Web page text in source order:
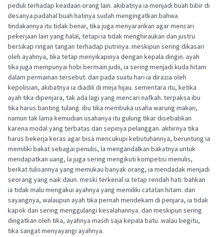
peduli terhadap keadaan orang lain. akibatnya ia menjadi buah bibir di
desanya.padahal buah hatinya sudah mengingatkan bahwa
tindakannya itu tidak benar, tika juga menyarankan agar mencari
pekerjaan lain yang halal, tetapi ia tidak menghiraukan dan justru
bersikap ringan tangan terhadap putrinya. meskipun sering dikasari
oleh ayahnya, tika tetap menyikapinya dengan kepala dingin. ayah
tika juga mempunyai hobi bermain judii, ia sering menjadi kuda hitam
dalam permainan tersebut. dan pada suatu hari ia dirazia oleh
kepolisian, akibatnya ia diadili di meja hijau. sementara itu, ketika
ayah tika dipenjara, tak ada lagi yang mencari nafkah. terpaksa ibu
tika harus banting tulang. ibu tika membuka usaha warung makan,
namun tak lama kemudian usahanya itu gulung tikar disebabkan
karena modal yang terbatas dan sepinya pelanggan. akhirnya tika
harus bekerja keras agar bisa mencukupi kebutuhannya, beruntung ia
memiliki bakat sebagai penulis, la mengandalkan bakatnya untuk
mendapatkan uang, la juga sering mengikuti kompetisi menulis,
berkat tulisannya yang memukau banyak orang, ia mendadak menjadi
seorang yang naik daun. meski terkenal ia tetap rendah hati. bahkan
ia tidak malu mengakui ayahnya yang memiliki catatan hitam. dan
sayangnya, walaupun ayah tika pernah mendekam di penjara, ia tidak
kapok dan sering menggulangi kesalahannya. dan meskipun sering
dingatkan oleh tika, ayahnya masih saja kepala batu. walau begitu,
tika sangat menyayangi ayahnya.